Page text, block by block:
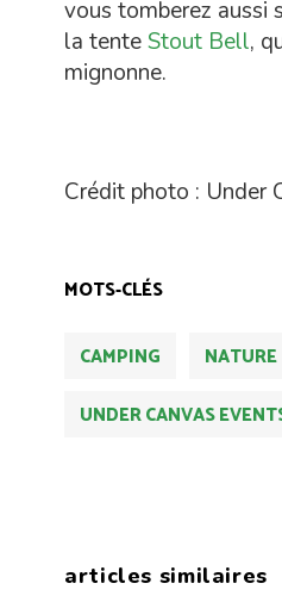
vous tomberez aussi
la tenteStout Bell,
mignonne.
Crédit photo : Under
MOTS-CLÉS
CAMPING NATURE
UNDER CANVAS
articles similaires